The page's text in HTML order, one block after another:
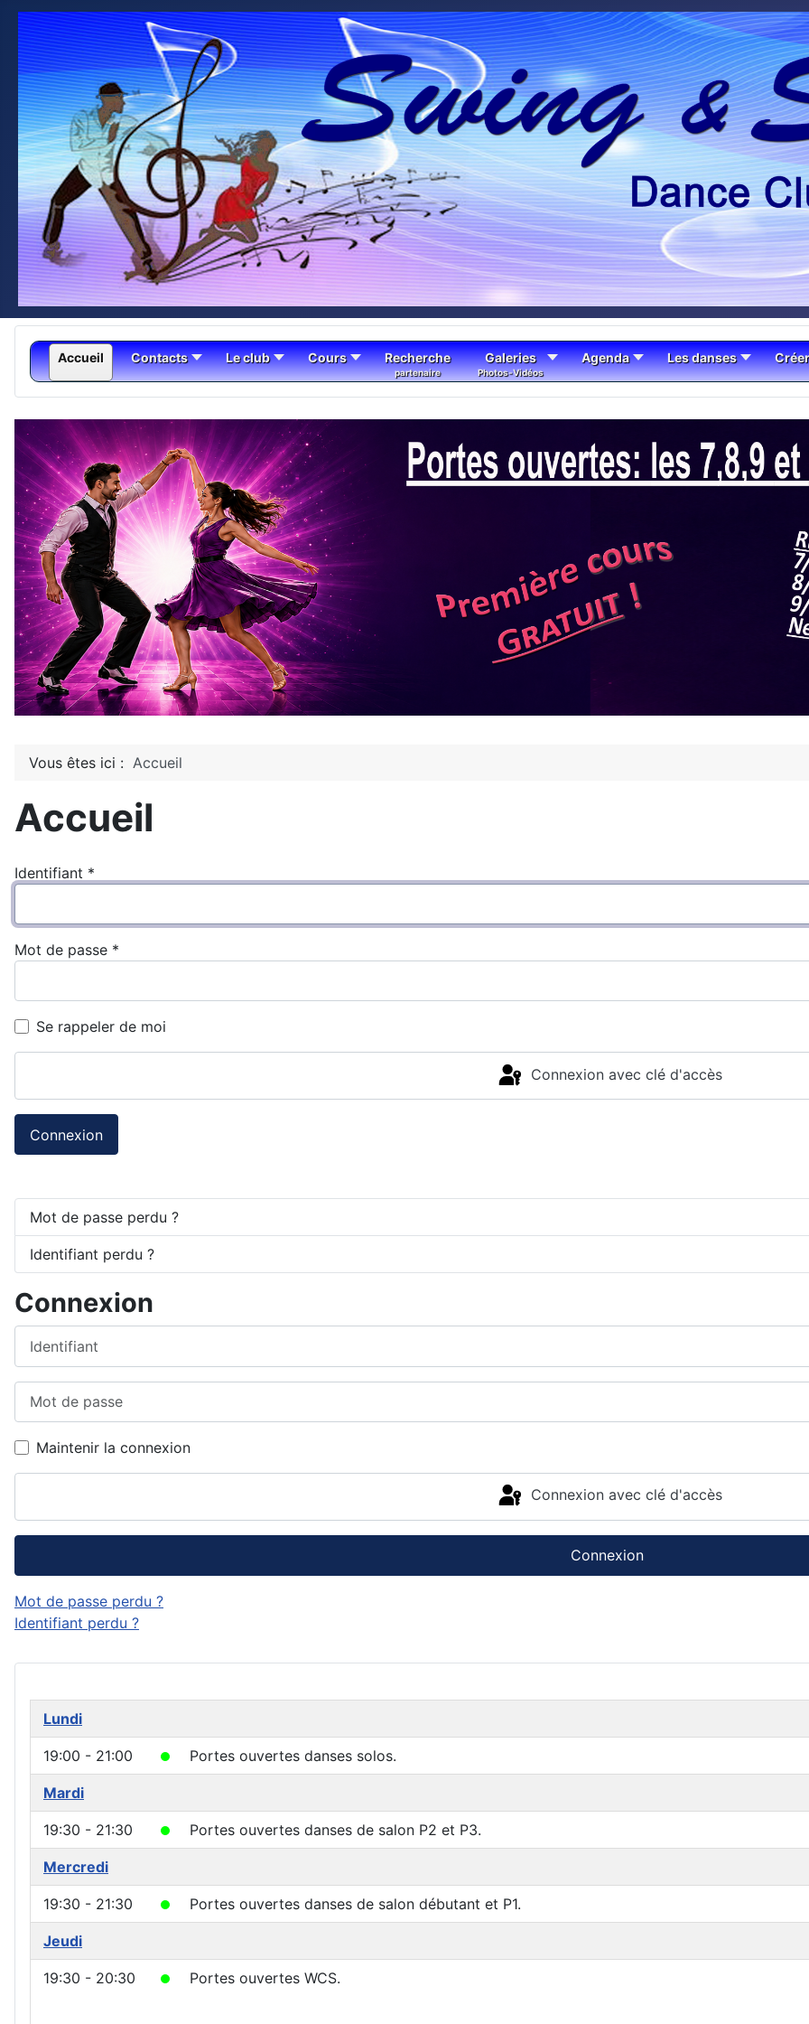
Accueil Contacts Le club Cours Recherche
partenaire
Galeries
Photos-Vidéos
Agenda Les danses
Vous êtes ici : Accueil
Accueil
Identifiant *
Mot de passe *
Se rappeler de moi
Connexion avec clé d'accès
Connexion
Mot de passe perdu ?
Identifiant perdu ?
Connexion
Maintenir la connexion
Connexion avec clé d'accès
Connexion
Mot de passe perdu ?
Identifiant perdu ?
Lundi
19:00 - 21:00 Portes ouvertes danses solos.
Mardi
19:30 - 21:30 Portes ouvertes danses de salon P2 et P3.
Mercredi
19:30 - 21:30 Portes ouvertes danses de salon débutant et P1.
Jeudi
19:30 - 20:30 Portes ouvertes WCS.